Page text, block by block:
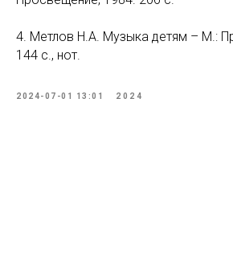
4. Метлов Н.А. Музыка детям – М.:
144 с., нот.
2024-07-01 13:01 2024